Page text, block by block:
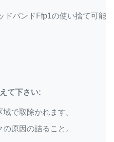
て下さい:
で取除かれます。
原因の詰ること。